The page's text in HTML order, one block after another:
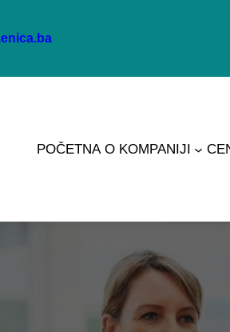
POČETNA O KOMPANIJI